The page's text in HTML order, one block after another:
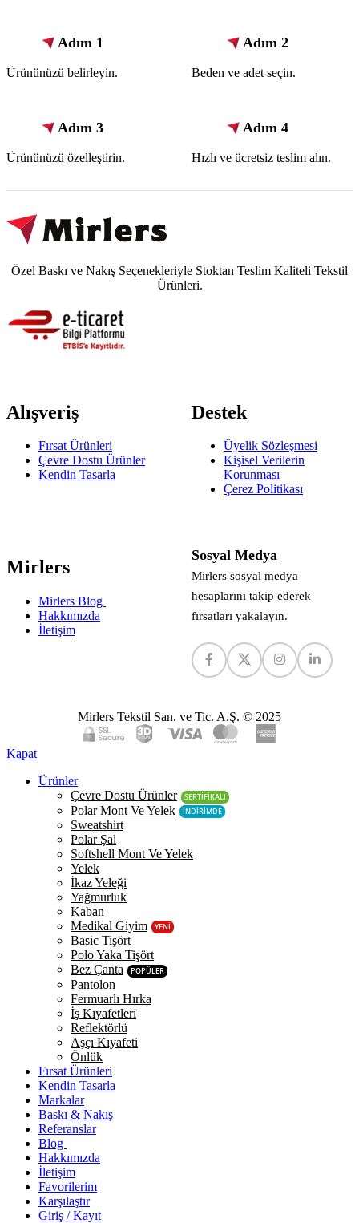
Adım 1
Ürününüzü belirleyin.
Adım 2
Beden ve adet seçin.
Adım 3
Ürününüzü özelleştirin.
Adım 4
Hızlı ve ücretsiz teslim alın.
Özel Baskı ve Nakış Seçenekleriyle Stoktan Teslim Kaliteli Tekstil
Ürünleri.
Alışveriş
Fırsat Ürünleri
Çevre Dostu Ürünler
Kendin Tasarla
Destek
Üyelik Sözleşmesi
Kişisel Verilerin
Korunması
Çerez Politikası
Mirlers
Mirlers Blog
Hakkımızda
İletişim
Sosyal Medya
Mirlers sosyal medya
hesaplarını takip ederek
fırsatları yakalayın.
Mirlers Tekstil San. ve Tic. A.Ş. © 2025
Kapat
Ürünler
Çevre Dostu Ürünler
SERTİFİKALI
Polar Mont Ve Yelek İNDİRİMDE
Sweatshirt
Polar Şal
Softshell Mont Ve Yelek
Yelek
İkaz Yeleği
Yağmurluk
Kaban
Medikal Giyim
YENİ
Basic Tişört
Polo Yaka Tişört
Bez Çanta
POPÜLER
Pantolon
Fermuarlı Hırka
İş Kıyafetleri
Reflektörlü
Aşçı Kıyafeti
Önlük
Fırsat Ürünleri
Kendin Tasarla
Markalar
Baskı & Nakış
Referanslar
Blog
Hakkımızda
İletişim
Favorilerim
Karşılaştır
Giriş / Kayıt